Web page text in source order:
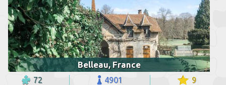
Belleau, France
72 4901 9